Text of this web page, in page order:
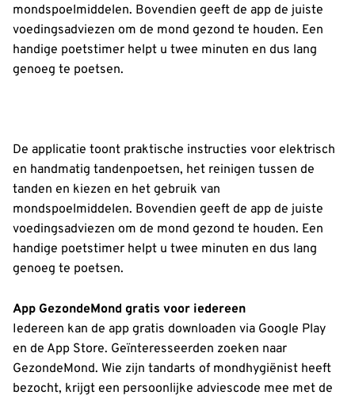
mondspoelmiddelen. Bovendien geeft de app de juiste
voedingsadviezen om de mond gezond te houden. Een
handige poetstimer helpt u twee minuten en dus lang
genoeg te poetsen.
De applicatie toont praktische instructies voor elektrisch
en handmatig tandenpoetsen, het reinigen tussen de
tanden en kiezen en het gebruik van
mondspoelmiddelen. Bovendien geeft de app de juiste
voedingsadviezen om de mond gezond te houden. Een
handige poetstimer helpt u twee minuten en dus lang
genoeg te poetsen.
App GezondeMond gratis voor iedereen
Iedereen kan de app gratis downloaden via Google Play
en de App Store. Geïnteresseerden zoeken naar
GezondeMond. Wie zijn tandarts of mondhygiënist heeft
bezocht, krijgt een persoonlijke adviescode mee met de